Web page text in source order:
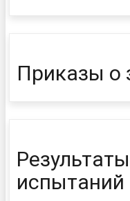
Приказы о
испытаний